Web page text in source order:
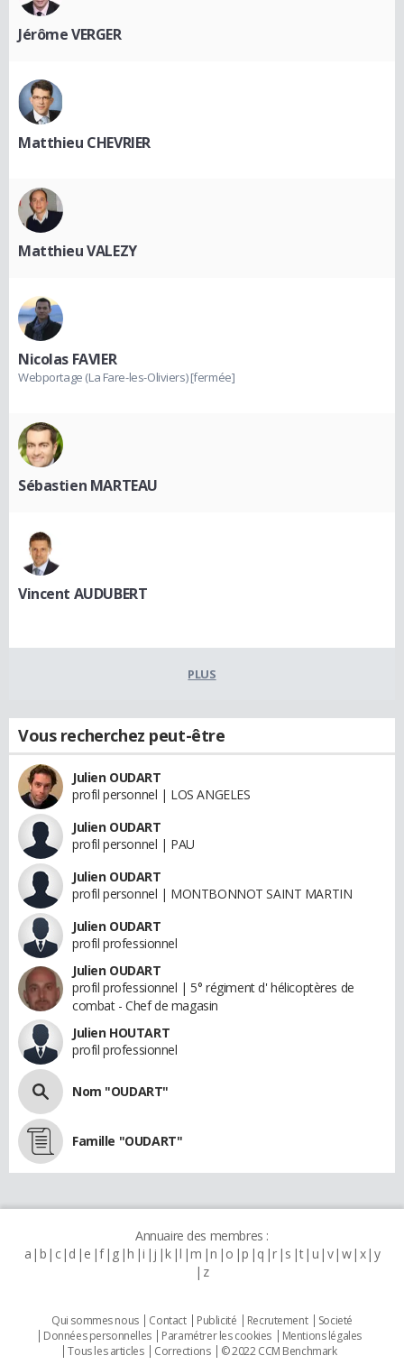
Jérôme VERGER
Matthieu CHEVRIER
Matthieu VALEZY
Nicolas FAVIER
Webportage (La Fare-les-Oliviers) [fermée]
Sébastien MARTEAU
Vincent AUDUBERT
PLUS
Vous recherchez peut-être
Julien OUDART
profil personnel | LOS ANGELES
Julien OUDART
profil personnel | PAU
Julien OUDART
profil personnel | MONTBONNOT SAINT MARTIN
Julien OUDART
profil professionnel
Julien OUDART
profil professionnel | 5° régiment d' hélicoptères de
combat - Chef de magasin
Julien HOUTART
profil professionnel
Nom "OUDART"
Famille "OUDART"
Annuaire des membres :
a b c d e f g h i j k l m n o p q r s t u v w x y
z
Qui sommes nous Contact Publicité Recrutement
Societé
Données personnelles
Paramétrer les cookies
Mentions légales
Tous les articles
Corrections © 2022 CCM Benchmark